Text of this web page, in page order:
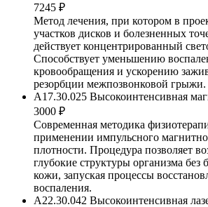
7245 ₽
Метод лечения, при котором в
участков дисков и болезненных
действует концентрированный
Способствует уменьшению
кровообращения и ускорению
резорбции межпозвонковой грыжи.
A17.30.025 Высокоинтенсивная
3000 ₽
Современная методика
применении импульсного
плотности. Процедура позволяет
глубокие структуры организма
кожи, запуская процессы
воспаления.
А22.30.042 Высокоинтенсивная